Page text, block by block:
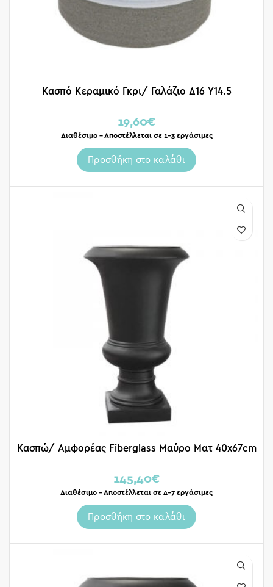
Κασπό Κεραμικό Γκρι/ Γαλάζιο Δ16 Υ14.5
19,60€
Διαθέσιμο – Αποστέλλεται σε 1-3 εργάσιμες
Προσθήκη στο καλάθι
Κασπώ/ Αμφορέας Fiberglass Μαύρο Ματ 40x67cm
145,40€
Διαθέσιμο – Αποστέλλεται σε 4-7 εργάσιμες
Προσθήκη στο καλάθι